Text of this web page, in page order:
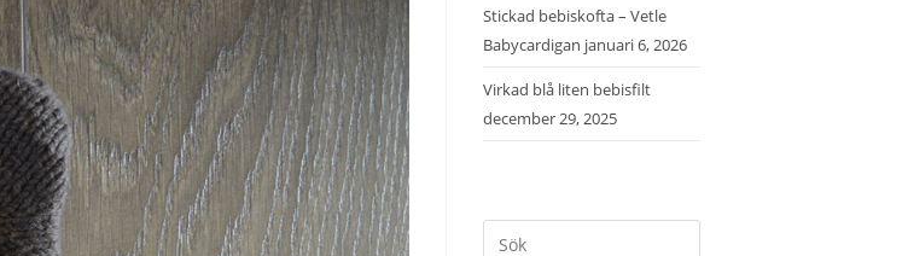
Stickad bebiskofta – Vetle
Babycardigan januari 6, 2026
Virkad blå liten bebisfilt
december 29, 2025